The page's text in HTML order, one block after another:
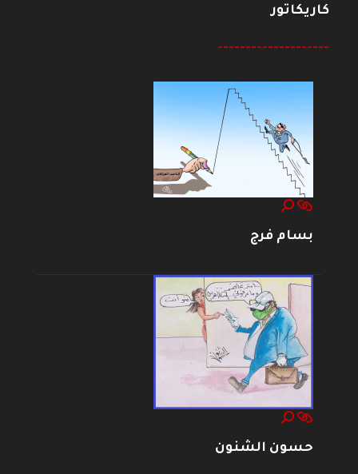
كاريكاتور
--------------------
بسام فرج
حسون الشنون